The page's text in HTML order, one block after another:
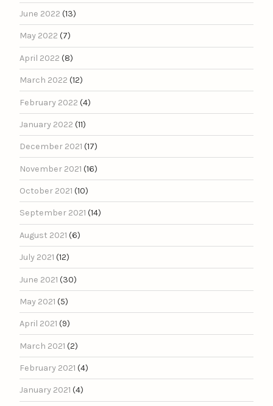
June 2022 (13)
May 2022 (7)
April 2022 (8)
March 2022 (12)
February 2022 (4)
January 2022 (11)
December 2021 (17)
November 2021 (16)
October 2021 (10)
September 2021 (14)
August 2021 (6)
July 2021 (12)
June 2021 (30)
May 2021 (5)
April 2021 (9)
March 2021 (2)
February 2021 (4)
January 2021 (4)